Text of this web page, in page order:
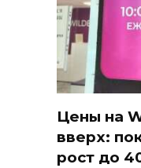
Цены на
вверх:
рост до